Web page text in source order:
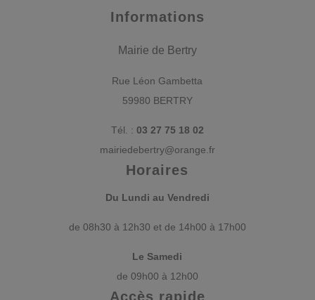
Informations
Mairie de Bertry
Rue Léon Gambetta
59980 BERTRY
Tél. : 03 27 75 18 02
mairiedebertry@orange.fr
Horaires
Du Lundi au Vendredi
de 08h30 à 12h30 et de 14h00 à 17h00
Le Samedi
de 09h00 à 12h00
Accès rapide